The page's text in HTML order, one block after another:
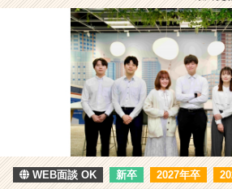
-
【IT
エ
ン
ジ
ニ
ア
職】
月
均
WEB面談 OK 新卒 2027年卒